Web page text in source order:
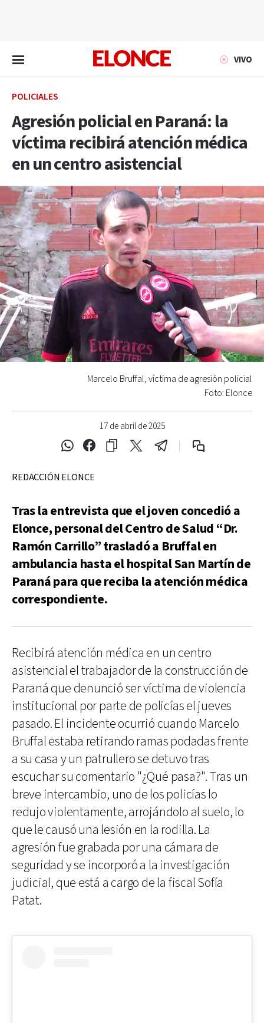
VIVO
POLICIALES
Agresión policial en Paraná: la
víctima recibirá atención médica
en un centro asistencial
17 de abril de 2025
Marcelo Bruffal, víctima de agresión policial
Foto: Elonce
REDACCIÓN ELONCE
Tras la entrevista que el joven concedió a
Elonce, personal del Centro de Salud “Dr.
Ramón Carrillo” trasladó a Bruffal en
ambulancia hasta el hospital San Martín de
Paraná para que reciba la atención médica
correspondiente.
Recibirá atención médica en un centro
asistencial el trabajador de la construcción de
Paraná que denunció ser víctima de violencia
institucional por parte de policías el jueves
pasado. El incidente ocurrió cuando Marcelo
Bruffal estaba retirando ramas podadas frente
a su casa y un patrullero se detuvo tras
escuchar su comentario "¿Qué pasa?". Tras un
breve intercambio, uno de los policías lo
redujo violentamente, arrojándolo al suelo, lo
que le causó una lesión en la rodilla. La
agresión fue grabada por una cámara de
seguridad y se incorporó a la investigación
judicial, que está a cargo de la fiscal Sofía
Patat.